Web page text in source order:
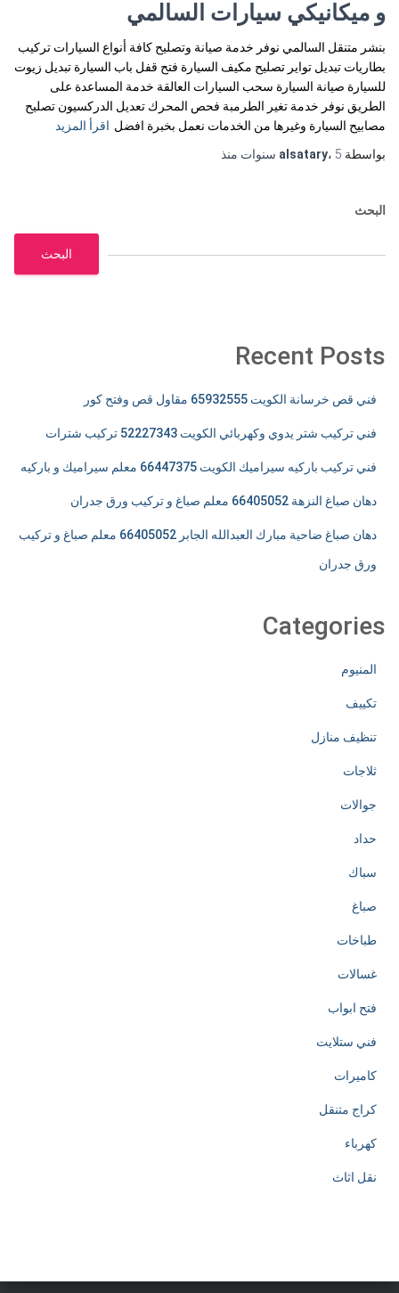
و ميكانيكي سيارات السالمي
بنشر متنقل السالمي نوفر خدمة صيانة وتصليح كافة أنواع السيارات تركيب
بطاريات تبديل تواير تصليح مكيف السيارة فتح قفل باب السيارة تبديل زيوت
للسيارة صيانة السيارة سحب السيارات العالقة خدمة المساعدة على
الطريق نوفر خدمة تغير الطرمبة فحص المحرك تعديل الدركسيون تصليح
مصابيح السيارة وغيرها من الخدمات نعمل بخبرة افضل اقرأ المزيد
بواسطة
alsatary، 5 سنوات منذ
البحث
البحث
Recent Posts
فني قص خرسانة الكويت 65932555 مقاول قص وفتح كور
فني تركيب شتر يدوي وكهربائي الكويت 52227343 تركيب شترات
فني تركيب باركيه سيراميك الكويت 66447375 معلم سيراميك و باركيه
دهان صباغ النزهة 66405052 معلم صباغ و تركيب ورق جدران
دهان صباغ ضاحية مبارك العبدالله الجابر 66405052 معلم صباغ و تركيب
ورق جدران
Categories
المنيوم
تكييف
تنظيف منازل
ثلاجات
جوالات
حداد
سباك
صباغ
طباخات
غسالات
فتح ابواب
فني ستلايت
كاميرات
كراج متنقل
كهرباء
نقل اثاث